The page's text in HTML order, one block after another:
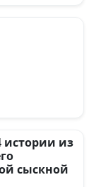
из
сыскной